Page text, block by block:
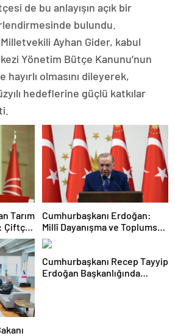
de bu anlayışın açık bir
bulundu.
Ayhan Gider, kabul
Yönetim Bütçe Kanunu’nun
olmasını dileyerek,
hedeflerine güçlü katkılar
Tarım
Çiftçi
Cumhurbaşkanı Erdoğan:
Millî Dayanışma ve Toplumsal
Bütünleşmenin
Güçlendirilmesine Dair Kanun
Teklifi Gazi Meclisimizin
Takdirine Sunuldu
Cumhurbaşkanı Recep Tayyip
Erdoğan Başkanlığında